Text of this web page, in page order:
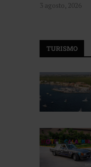
3 agosto, 2026
TURISMO